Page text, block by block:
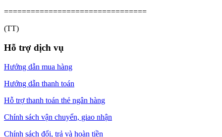
================================
(TT)
Hỗ trợ dịch vụ
Hướng dẫn mua hàng
Hướng dẫn thanh toán
Hỗ trợ thanh toán thẻ ngân hàng
Chính sách vận chuyển, giao nhận
Chính sách đổi, trả và hoàn tiền